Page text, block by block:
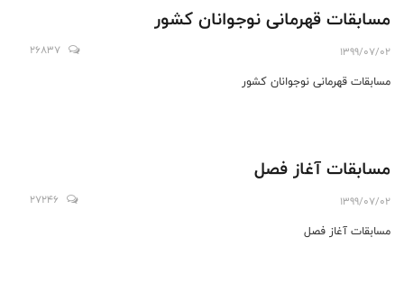
مسابقات قهرمانی نوجوانان کشور
1399/07/02
26837
مسابقات قهرمانی نوجوانان کشور
مسابقات آغاز فصل
1399/07/02
27246
مسابقات آغاز فصل